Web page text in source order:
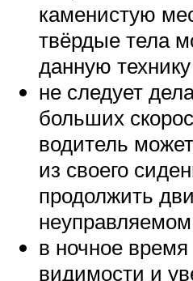
каменистую
твёрдые тела
данную
не следует
больших
водитель
из своего
продолжить
в ночное
видимости и